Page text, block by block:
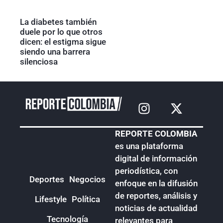
La diabetes también
duele por lo que otros
dicen: el estigma sigue
siendo una barrera
silenciosa
Deportes Negocios
Lifestyle Política
Tecnología
REPORTE COLOMBIA
es una plataforma
digital de información
periodística, con
enfoque en la difusión
de reportes, análisis y
noticias de actualidad
relevantes para